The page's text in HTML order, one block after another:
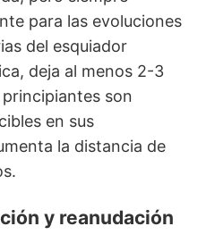
para las evoluciones
del esquiador
deja al menos 2-3
son
en sus
la distancia de
y reanudación